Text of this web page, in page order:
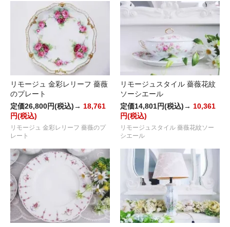
リモージュ 金彩レリーフ 薔薇
のプレート
定価26,800円(税込)→ 18,761
円(税込)
リモージュ 金彩レリーフ 薔薇のプ
レート
リモージュスタイル 薔薇花紋
ソーシエール
定価14,801円(税込)→ 10,361
円(税込)
リモージュスタイル 薔薇花紋ソー
シエール